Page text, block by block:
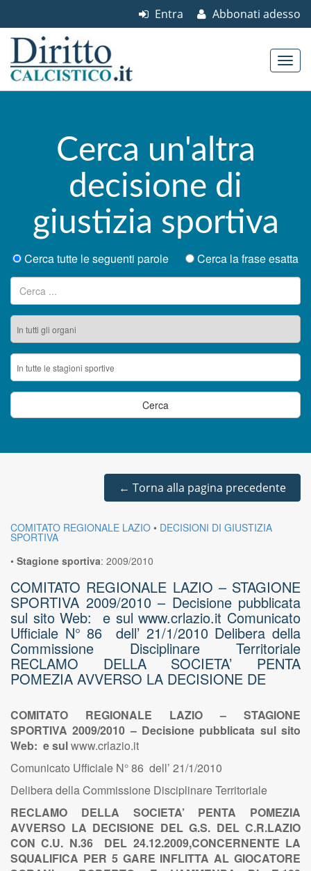
Abbonati adesso
Entra
Cerca un'altra
decisione di
giustizia sportiva
Cerca tutte le seguenti parole
Cerca la frase esatta
Ricerca per:
← Torna alla pagina precedente
COMITATO REGIONALE LAZIO • DECISIONI DI GIUSTIZIA
SPORTIVA
• Stagione sportiva: 2009/2010
COMITATO REGIONALE LAZIO – STAGIONE
SPORTIVA 2009/2010 – Decisione pubblicata
sul sito Web: e sul www.crlazio.it Comunicato
Ufficiale N° 86 dell’ 21/1/2010 Delibera della
Commissione Disciplinare Territoriale
RECLAMO DELLA SOCIETA’ PENTA
POMEZIA AVVERSO LA DECISIONE DE
COMITATO REGIONALE LAZIO – STAGIONE
SPORTIVA 2009/2010 – Decisione pubblicata sul sito
Web: e sulwww.crlazio.it
Comunicato Ufficiale N° 86 dell’ 21/1/2010
Delibera della Commissione Disciplinare Territoriale
RECLAMO DELLA SOCIETA’ PENTA POMEZIA
AVVERSO LA DECISIONE DEL G.S. DEL C.R.LAZIO
CON C.U. N.36 DEL 24.12.2009,CONCERNENTE LA
SQUALIFICA PER 5 GARE INFLITTA AL GIOCATORE